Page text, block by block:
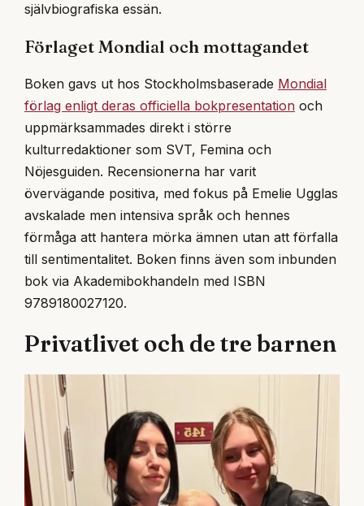
självbiografiska essän.
Förlaget Mondial och mottagandet
Boken gavs ut hos Stockholmsbaserade Mondial
förlag enligt deras officiella bokpresentation och
uppmärksammades direkt i större
kulturredaktioner som SVT, Femina och
Nöjesguiden. Recensionerna har varit
övervägande positiva, med fokus på Emelie Ugglas
avskalade men intensiva språk och hennes
förmåga att hantera mörka ämnen utan att förfalla
till sentimentalitet. Boken finns även som inbunden
bok via Akademibokhandeln med ISBN
9789180027120.
Privatlivet och de tre barnen